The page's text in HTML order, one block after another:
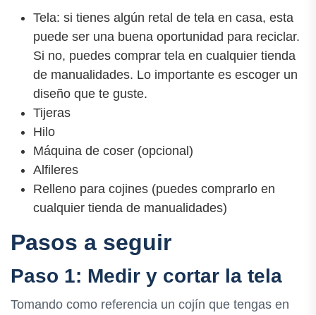
Tela: si tienes algún retal de tela en casa, esta
puede ser una buena oportunidad para reciclar.
Si no, puedes comprar tela en cualquier tienda
de manualidades. Lo importante es escoger un
diseño que te guste.
Tijeras
Hilo
Máquina de coser (opcional)
Alfileres
Relleno para cojines (puedes comprarlo en
cualquier tienda de manualidades)
Pasos a seguir
Paso 1: Medir y cortar la tela
Tomando como referencia un cojín que tengas en